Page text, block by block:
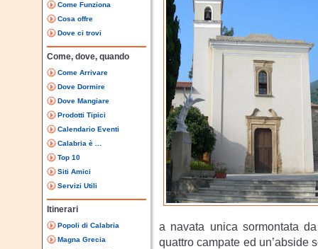
Come Funziona
Cosa offre
Dove ci trovi
Come, dove, quando
Come Arrivare
Dove Dormire
Dove Mangiare
Prodotti Tipici
Calendario Eventi
Calabria è ...
Top 10
Siti Amici
Servizi Utili
Itinerari
Popoli di Calabria
Magna Grecia
a navata unica sormontata
quattro campate ed un’abside